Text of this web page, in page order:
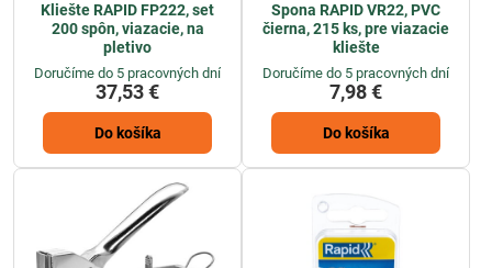
Kliešte RAPID FP222, set
200 spôn, viazacie, na
pletivo
Doručíme do 5 pracovných dní
37,53 €
Do košíka
Spona RAPID VR22, PVC
čierna, 215 ks, pre viazacie
kliešte
Doručíme do 5 pracovných dní
7,98 €
Do košíka